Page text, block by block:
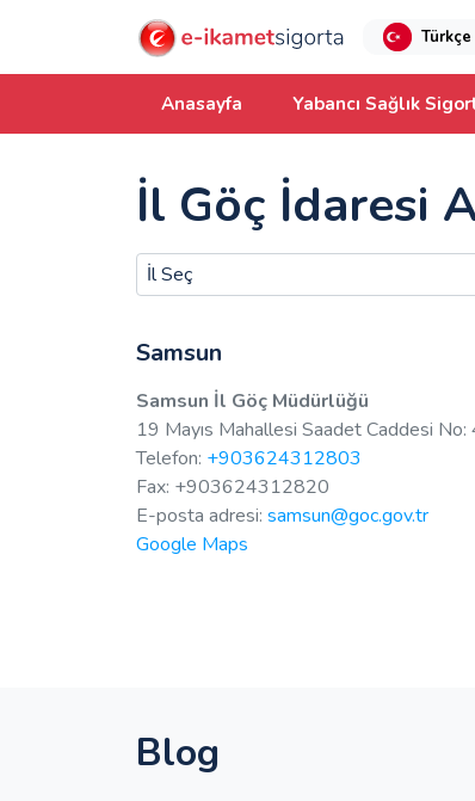
Türkçe
Anasayfa Yabancı Sağlık
İl Göç İdaresi
Samsun
Samsun İl Göç Müdürlüğü
19 Mayıs Mahallesi Saadet Caddesi No:
Telefon: +903624312803
Fax: +903624312820
E-posta adresi: samsun@goc.gov.tr
Google Maps
Blog